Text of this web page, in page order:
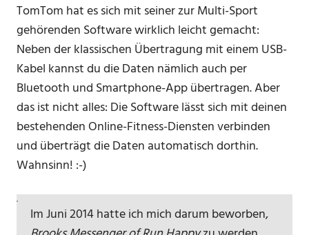
TomTom hat es sich mit seiner zur Multi-Sport
gehörenden Software wirklich leicht gemacht:
Neben der klassischen Übertragung mit einem USB-
Kabel kannst du die Daten nämlich auch per
Bluetooth und Smartphone-App übertragen. Aber
das ist nicht alles: Die Software lässt sich mit deinen
bestehenden Online-Fitness-Diensten verbinden
und überträgt die Daten automatisch dorthin.
Wahnsinn! :-)
Im Juni 2014 hatte ich mich darum beworben,